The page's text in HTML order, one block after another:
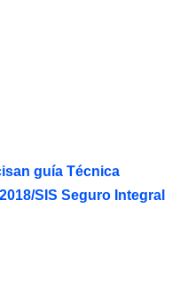
guía Técnica
SIS Seguro Integral